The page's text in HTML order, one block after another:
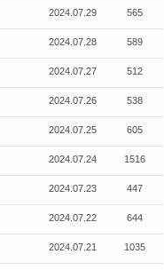
2024.07.29 565
2024.07.28 589
2024.07.27 512
2024.07.26 538
2024.07.25 605
2024.07.24 1516
2024.07.23 447
2024.07.22 644
2024.07.21 1035